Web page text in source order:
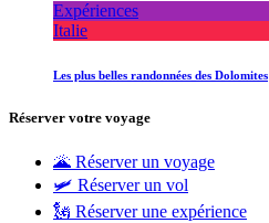
Expériences
Italie
Les plus belles randonnées des Dolomites
Réserver votre voyage
🌋 Réserver un voyage
🛩 Réserver un vol
🗽 Réserver une expérience